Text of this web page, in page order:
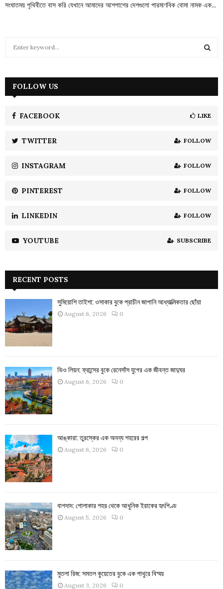
সংঘাতময় পৃথিবীতে বাস করি যেখানে আমাদের আশপাশের দেশগুলো পারমাণবিক বোমা নামক এক...
h
H
FOLLOW US
FACEBOOK LIKE
TWITTER FOLLOW
INSTAGRAM FOLLOW
PINTEREST FOLLOW
LINKEDIN FOLLOW
YOUTUBE SUBSCRIBE
RECENT POSTS
সুমিয়োশি তাইশা: ওসাকার বুকে প্রাচীন জাপানি আধ্যাত্মিকতার ছোঁয়া
August 6, 2026 0
ভিও লিয়ন: ফ্রান্সের বুকে রেনেসাঁস যুগের এক জীবন্ত জাদুঘর
August 6, 2026 0
আঙ্কারা: তুরস্কের এক অনন্য শহরের গল্প
August 6, 2026 0
বাগদাদ: গোলাকার শহর থেকে আধুনিক ইরাকের হৃৎপিণ্ড
August 5, 2026 0
মুতলা রিজ: সমতল কুয়েতের বুকে এক পাথুরে বিস্ময়
August 3, 2026 0